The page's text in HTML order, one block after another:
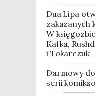
Dua Lipa
zakazanych
W
Kafka,
i Tokarczuk
Darmowy
serii